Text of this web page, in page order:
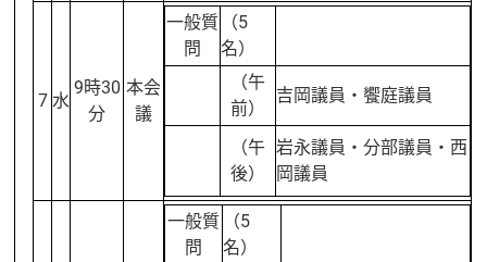
7 水
9時30
分
本会
議
一般質
問
（5
名）
（午
前）
吉岡議員・饗庭議員
（午
後）
岩永議員・分部議員・西
岡議員
一般質
問
（5
名）